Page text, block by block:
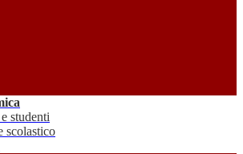
studenti
scolastico